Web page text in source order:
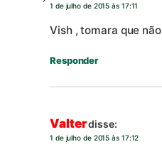
1 de julho de 2015 às 17:11
Vish , tomara que
Responder
Valterdisse:
1 de julho de 2015 às 17:12